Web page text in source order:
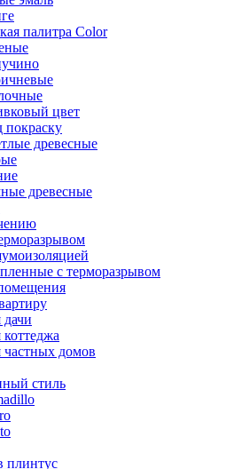
палитра Color
цвет
покраску
древесные
древесные
с терморазрывом
дачи
коттеджа
частных домов
стиль
плинтус